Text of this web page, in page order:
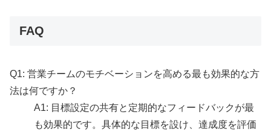
FAQ
Q1: 営業チームのモチベーションを高める最も効果的な方
法は何ですか？
A1: 目標設定の共有と定期的なフィードバックが最
も効果的です。具体的な目標を設け、達成度を評価